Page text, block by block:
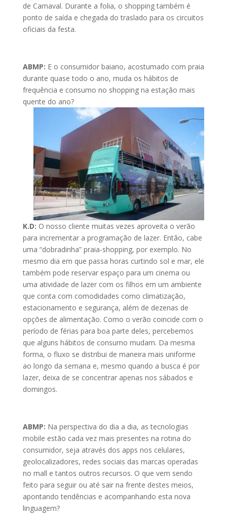
de Carnaval. Durante a folia, o shopping também é
ponto de saída e chegada do traslado para os circuitos
oficiais da festa.
ABMP: E o consumidor baiano, acostumado com praia
durante quase todo o ano, muda os hábitos de
frequência e consumo no shopping na estação mais
quente do ano?
K.D: O nosso cliente muitas vezes aproveita o verão
para incrementar a programação de lazer. Então, cabe
uma “dobradinha” praia-shopping, por exemplo. No
mesmo dia em que passa horas curtindo sol e mar, ele
também pode reservar espaço para um cinema ou
uma atividade de lazer com os filhos em um ambiente
que conta com comodidades como climatização,
estacionamento e segurança, além de dezenas de
opções de alimentação. Como o verão coincide com o
período de férias para boa parte deles, percebemos
que alguns hábitos de consumo mudam. Da mesma
forma, o fluxo se distribui de maneira mais uniforme
ao longo da semana e, mesmo quando a busca é por
lazer, deixa de se concentrar apenas nos sábados e
domingos.
ABMP: Na perspectiva do dia a dia, as tecnologias
mobile estão cada vez mais presentes na rotina do
consumidor, seja através dos apps nos celulares,
geolocalizadores, redes sociais das marcas operadas
no mall e tantos outros recursos. O que vem sendo
feito para seguir ou até sair na frente destes meios,
apontando tendências e acompanhando esta nova
linguagem?